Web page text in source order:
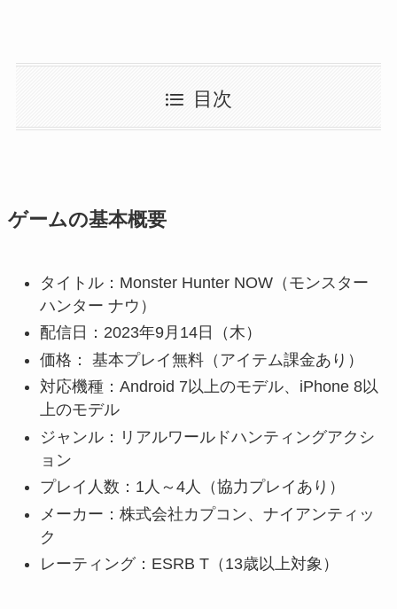
目次
ゲームの基本概要
タイトル：Monster Hunter NOW（モンスター
ハンター ナウ）
配信日：2023年9月14日（木）
価格： 基本プレイ無料（アイテム課金あり）
対応機種：Android 7以上のモデル、iPhone 8以
上のモデル
ジャンル：リアルワールドハンティングアクシ
ョン
プレイ人数：1人～4人（協力プレイあり）
メーカー：株式会社カプコン、ナイアンティッ
ク
レーティング：ESRB T（13歳以上対象）